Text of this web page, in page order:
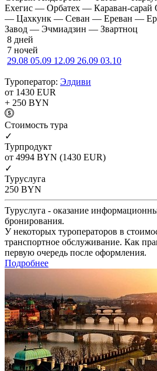
Ехегис — Орбатех — Караван-сарай
— Цахкунк — Севан — Ереван —
Завод — Эчмиадзин — Звартноц
8 дней
7 ночей
29.08 05.09 12.09 26.09 03.10
Туроператор: Элдиви
от 1430 EUR
+ 250 BYN
Cтоимость тура
✓
Турпродукт
от 4994 BYN (1430 EUR)
✓
Туруслуга
250 BYN
Туруслуга - оказание
бронирования.
У некоторых туроператоров в
транспортное обслуживание. Как
первую очередь после оформления.
Подробнее